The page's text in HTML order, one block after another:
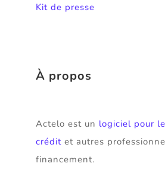
Kit de presse
À propos
Actelo est un logiciel pour
crédit et autres
financement.